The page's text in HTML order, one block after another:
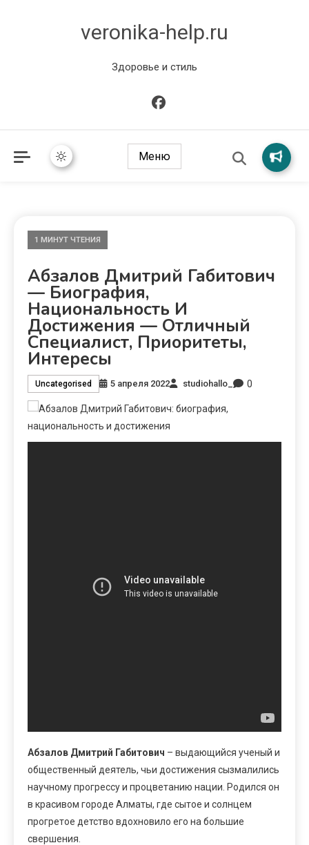
veronika-help.ru
Здоровье и стиль
Меню
1 МИНУТ ЧТЕНИЯ
Абзалов Дмитрий Габитович
— Биография,
Национальность И
Достижения — Отличный
Специалист, Приоритеты,
Интересы
Uncategorised 5 апреля 2022 studiohallo_ 0
Абзалов Дмитрий Габитович – выдающийся ученый и
общественный деятель, чьи достижения сызмалились
научному прогрессу и процветанию нации. Родился он
в красивом городе Алматы, где сытое и солнцем
прогретое детство вдохновило его на большие
свершения.